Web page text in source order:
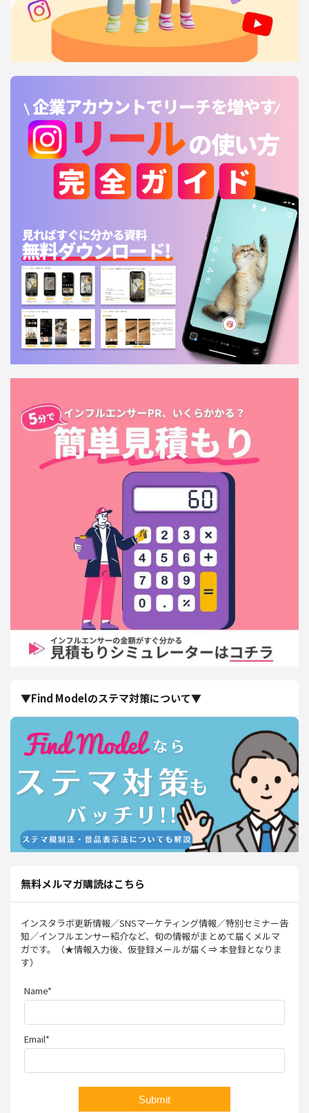
▼Find Modelのステマ対策について▼
無料メルマガ購読はこちら
インスタラボ更新情報／SNSマーケティング情報／特別セミナー告
知／インフルエンサー紹介など、旬の情報がまとめて届くメルマ
ガです。（★情報入力後、仮登録メールが届く⇒ 本登録となりま
す）
Name*
Email*